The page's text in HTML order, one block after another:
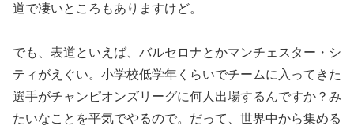
道で凄いところもありますけど。
でも、表道といえば、バルセロナとかマンチェスター・シ
ティがえぐい。小学校低学年くらいでチームに入ってきた
選手がチャンピオンズリーグに何人出場するんですか？み
たいなことを平気でやるので。だって、世界中から集める